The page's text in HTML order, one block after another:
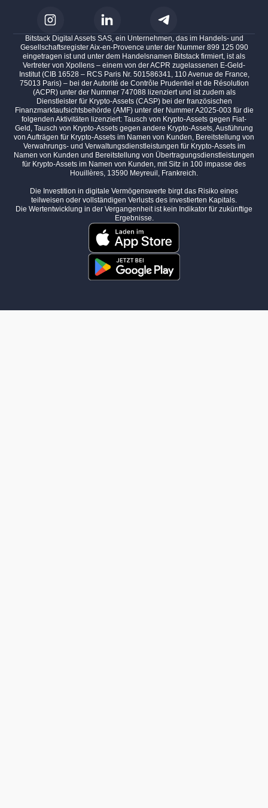
Bitstack Digital Assets SAS, ein Unternehmen, das im Handels- und
Gesellschaftsregister Aix-en-Provence unter der Nummer 899 125 090
eingetragen ist und unter dem Handelsnamen Bitstack firmiert, ist als
Vertreter von Xpollens – einem von der ACPR zugelassenen E-Geld-
Institut (CIB 16528 – RCS Paris Nr. 501586341, 110 Avenue de France,
75013 Paris) – bei der Autorité de Contrôle Prudentiel et de Résolution
(ACPR) unter der Nummer 747088 lizenziert und ist zudem als
Dienstleister für Krypto-Assets (CASP) bei der französischen
Finanzmarktaufsichtsbehörde (AMF) unter der Nummer A2025-003 für die
folgenden Aktivitäten lizenziert: Tausch von Krypto-Assets gegen Fiat-
Geld, Tausch von Krypto-Assets gegen andere Krypto-Assets, Ausführung
von Aufträgen für Krypto-Assets im Namen von Kunden, Bereitstellung von
Verwahrungs- und Verwaltungsdienstleistungen für Krypto-Assets im
Namen von Kunden und Bereitstellung von Übertragungsdienstleistungen
für Krypto-Assets im Namen von Kunden, mit Sitz in 100 impasse des
Houillères, 13590 Meyreuil, Frankreich.
Die Investition in digitale Vermögenswerte birgt das Risiko eines
teilweisen oder vollständigen Verlusts des investierten Kapitals.
Die Wertentwicklung in der Vergangenheit ist kein Indikator für zukünftige
Ergebnisse.